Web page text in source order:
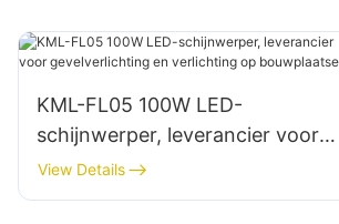
KML-FL05 100W LED-
schijnwerper, leverancier voor
gevelverlichting en verlichting
op bouwplaatsen.
View Details